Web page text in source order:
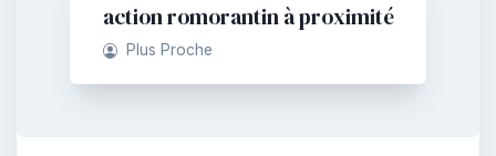
action romorantin à proximité
Plus Proche